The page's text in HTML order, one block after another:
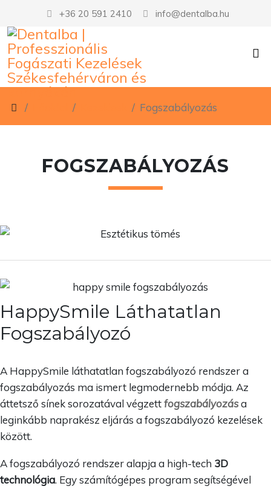
+36 20 591 2410 info@dentalba.hu
Fogszabályozás
FOGSZABÁLYOZÁS
HappySmile Láthatatlan
Fogszabályozó
A HappySmile láthatatlan fogszabályozó rendszer a
fogszabályozás ma ismert legmodernebb módja. Az
áttetsző sínek sorozatával végzettfogszabályozása
leginkább naprakész eljárás a fogszabályozó kezelések
között.
A fogszabályozó rendszer alapja a high-tech 3D
technológia. Egy számítógépes program segítségével